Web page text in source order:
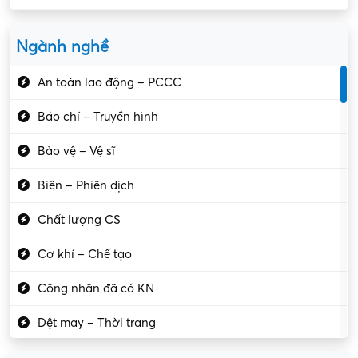
Ngành nghề
An toàn lao động – PCCC
Báo chí – Truyền hình
Bảo vệ – Vệ sĩ
Biên – Phiên dịch
Chất lượng CS
Cơ khí – Chế tạo
Công nhân đã có KN
Dệt may – Thời trang